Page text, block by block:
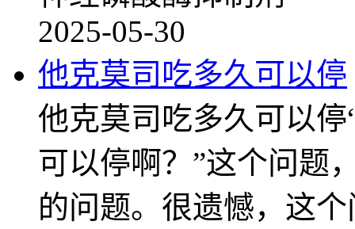
2025-05-30
他克莫司吃多久可以停
他克莫司吃多久可以
可以停啊？”这个问题
的问题。很遗憾，这